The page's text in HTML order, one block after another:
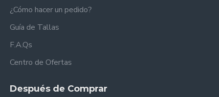
¿Cómo hacer un pedido?
Guía de Tallas
F.A.Qs
Centro de Ofertas
Después de Comprar